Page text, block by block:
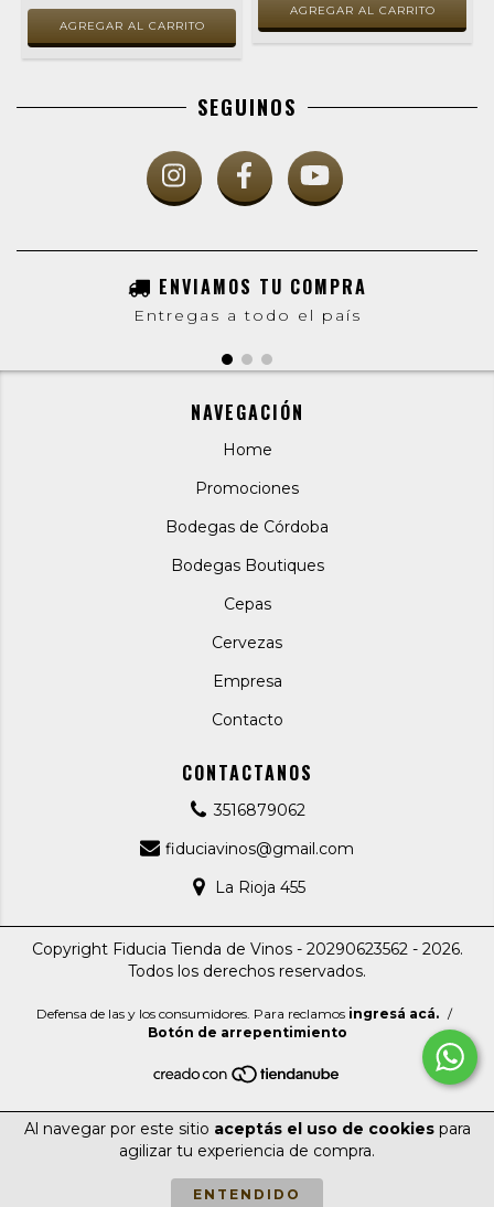
Al navegar por este sitio aceptás el uso de cookiespara
agilizar tu experiencia de compra.
ENTENDIDO
SEGUINOS
ENVIAMOS TU COMPRA
Entregas a todo el país
NAVEGACIÓN
Home
Promociones
Bodegas de Córdoba
Bodegas Boutiques
Cepas
Cervezas
Empresa
Contacto
CONTACTANOS
3516879062
fiduciavinos@gmail.com
La Rioja 455
Copyright Fiducia Tienda de Vinos - 20290623562 - 2026.
Todos los derechos reservados.
Defensa de las y los consumidores. Para reclamos ingresá acá. /
Botón de arrepentimiento